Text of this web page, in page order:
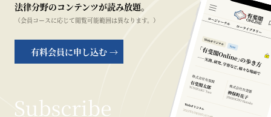
法律分野のコンテンツが読み放題。
（会員コースに応じて閲覧可能範囲は異なります。）
有料会員に申し込む →